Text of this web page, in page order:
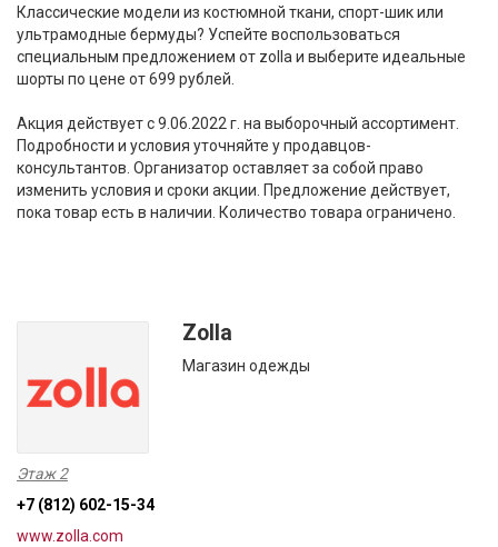
Классические модели из костюмной ткани, спорт-шик или
ультрамодные бермуды? Успейте воспользоваться
специальным предложением от zolla и выберите идеальные
шорты по цене от 699 рублей.
Акция действует с 9.06.2022 г. на выборочный ассортимент.
Подробности и условия уточняйте у продавцов-
консультантов. Организатор оставляет за собой право
изменить условия и сроки акции. Предложение действует,
пока товар есть в наличии. Количество товара ограничено.
Zolla
Магазин одежды
Этаж 2
+7 (812) 602-15-34
www.zolla.com